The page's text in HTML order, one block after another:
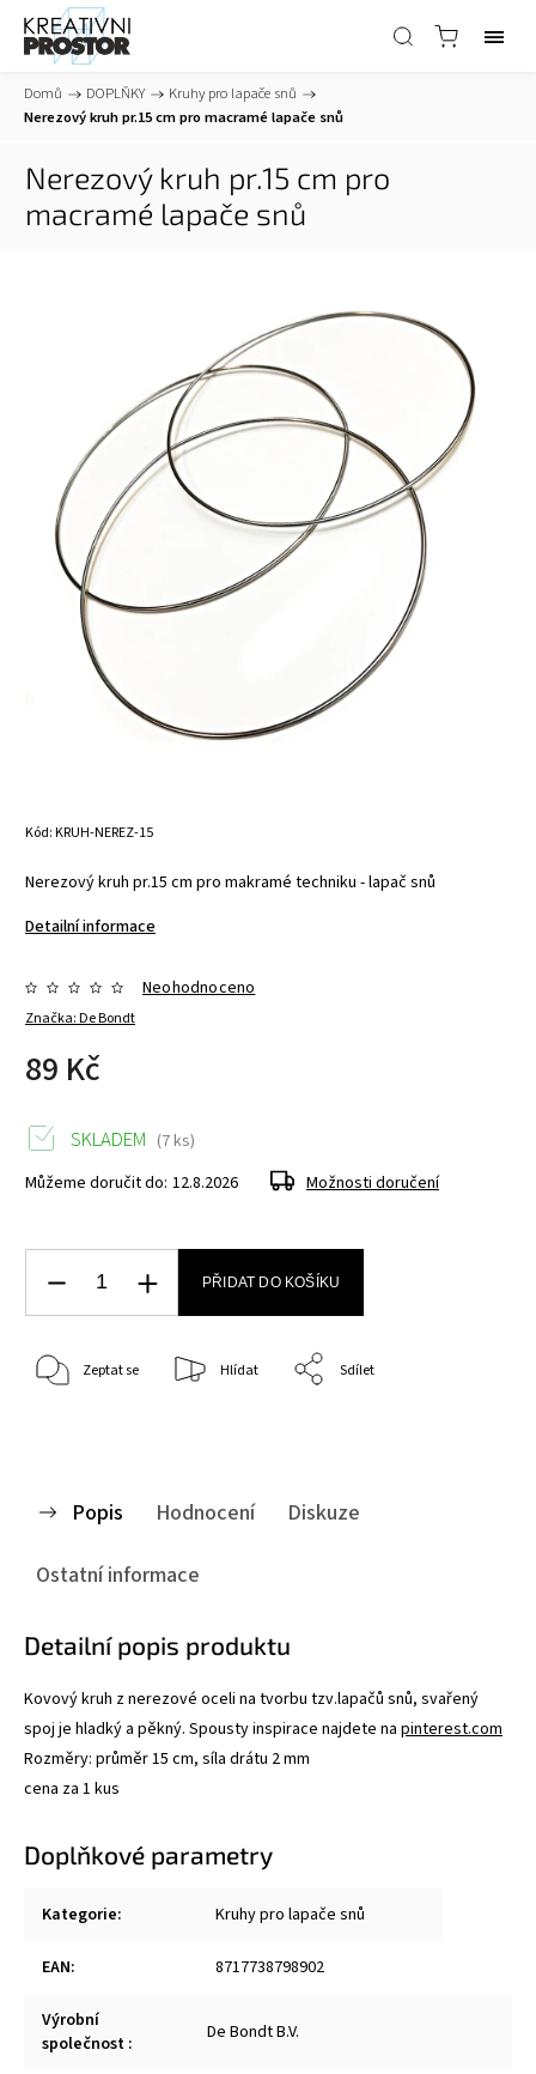
Domů / DOPLŇKY / Kruhy pro lapače snů /
Nerezový kruh pr.15 cm pro macramé lapače snů
Nerezový kruh pr.15 cm pro
macramé lapače snů
Kód:KRUH-NEREZ-15
Nerezový kruh pr.15 cm pro makramé techniku - lapač snů
Detailní informace
Značka:De Bondt
Neohodnoceno
89 Kč
SKLADEM (7 ks)
Můžeme doručit do: 12.8.2026 Možnosti doručení
PŘIDAT DO KOŠÍKU
Zeptat se Hlídat Sdílet
Popis Hodnocení
Diskuze
Ostatní informace
Detailní popis produktu
Kovový kruh z nerezové oceli na tvorbu tzv.lapačů snů, svařený
spoj je hladký a pěkný. Spousty inspirace najdete na pinterest.com
Rozměry: průměr 15 cm, síla drátu 2 mm
cena za 1 kus
Doplňkové parametry
Kategorie: Kruhy pro lapače snů
EAN: 8717738798902
Výrobní
společnost : De Bondt B.V.